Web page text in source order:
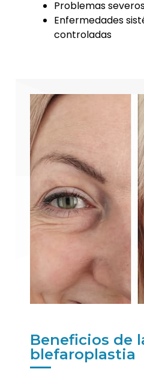
Problemas
Enfermedades
controladas
Beneficios de
blefaroplastia